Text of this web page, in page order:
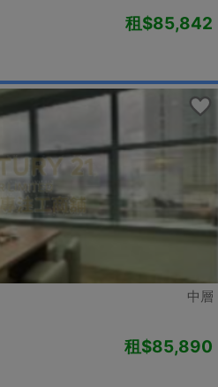
租$85,842
中層
租$85,890